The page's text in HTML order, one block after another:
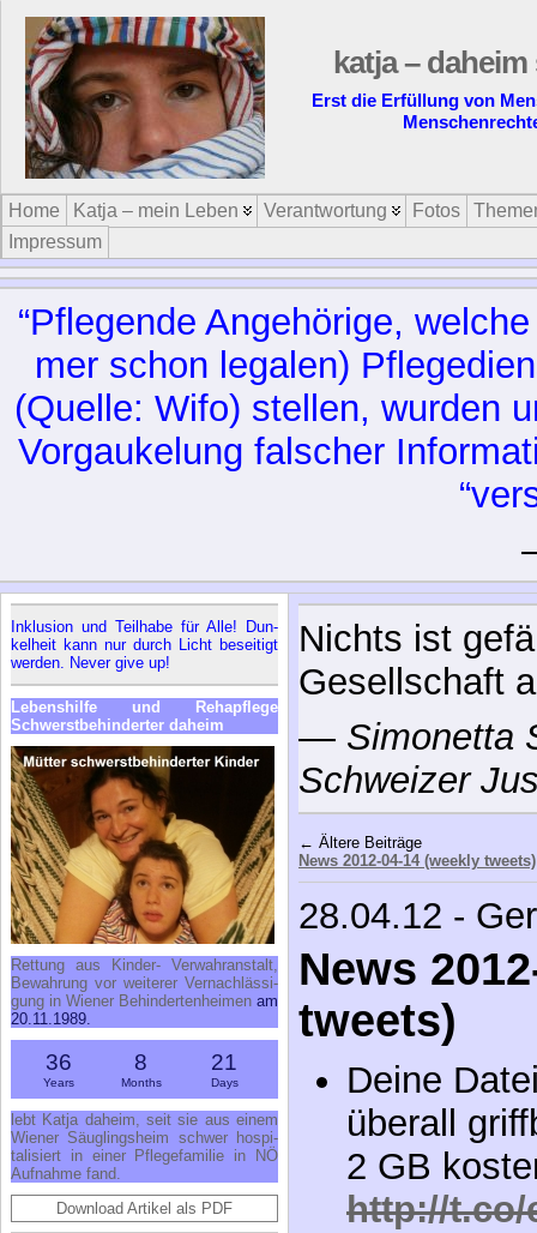
katja –
Erst die Erfüllung von
Home Katja – mein Leben Verantwortung Fotos
Impressum
“Pfle­gen­de An­ge­hö­ri­ge,
mer schon le­ga­len)
(Quel­le: Wi­fo) stel­len, wur­den
Vor­gau­ke­lung fal­scher
In­klu­si­on und Teil­ha­be für Al­le! Dun­
kel­heit kann nur durch Licht be­sei­tigt
wer­den. Ne­ver gi­ve up!
Le­bens­hil­fe und Re­h­a­pfle­ge
Schwerst­be­hin­der­ter da­heim
Ret­tung aus Kin­der- Ver­wahr­an­stalt,
Be­wah­rung vor wei­te­rer Ver­nach­läs­si­
gung in Wie­ner Be­hin­der­ten­hei­men am
20.11.1989.
36
Years
8
Months
21
Days
lebt Kat­ja da­heim, seit sie aus ei­nem
Wie­ner Säug­lings­heim schwer hos­pi­
ta­li­siert in ei­ner Pfle­ge­fa­mi­lie in NÖ
Auf­nah­me fand.
Download Artikel als PDF
Nichts ist
Gesellschaft
— Simonetta
Schweizer
← Ältere Beiträge
News 2012-04-14 (weekly tweets)
28.04.12 -
News
tweets)
Deine
überall
2 GB
http://t.co/